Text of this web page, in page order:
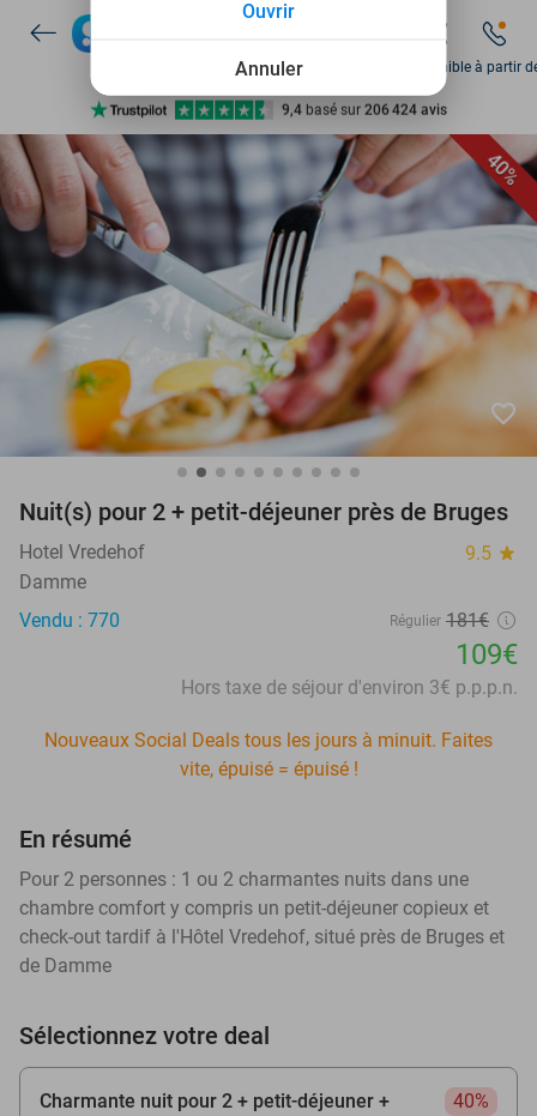
Disponible 7 jours par semaine
+ de 10 millions de membres
9,4 basé sur 206 424 avis
Découvrez + de 15.000 deals
Disponible 7 jours par semaine
+ de 10 millions de membres
Disponible à partir
40%
favorite_border
Nuit(s) pour 2 + petit-déjeuner près de Bruges
Hotel Vredehof 9.5 star
Damme
Vendu : 770
Régulier 181€
109€
Hors taxe de séjour d'environ 3€ p.p.p.n.
Nouveaux Social Deals tous les jours à minuit. Faites
vite, épuisé = épuisé !
En résumé
Pour 2 personnes : 1 ou 2 charmantes nuits dans une
chambre comfort y compris un petit-déjeuner copieux et
check-out tardif à l'Hôtel Vredehof, situé près de Bruges et
de Damme
Sélectionnez votre deal
Charmante nuit pour 2 + petit-déjeuner +
40%
Annuler
Ouvrir